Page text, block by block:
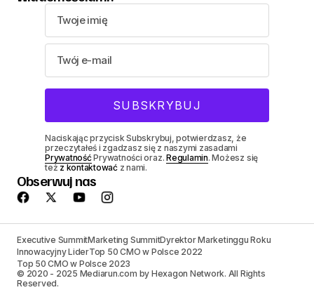
Naciskając przycisk Subskrybuj, potwierdzasz, że
przeczytałeś i zgadzasz się z naszymi zasadami
PrywatnośćPrywatności oraz.Regulamin. Możesz się
też z kontaktowaćz nami.
Obserwuj nas
Executive SummitMarketing SummitDyrektor Marketinggu Roku
Innowacyjny LiderTop 50 CMO w Polsce 2022
Top 50 CMO w Polsce 2023
© 2020 - 2025 Mediarun.com by Hexagon Network. All Rights
Reserved.